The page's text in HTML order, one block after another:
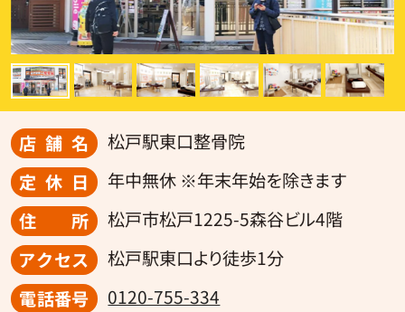
店舗名
松戸駅東口整骨院
定休日
年中無休 ※年末年始を除きます
住所
松戸市松戸1225-5森谷ビル4階
アクセス
松戸駅東口より徒歩1分
電話番号
0120-755-334